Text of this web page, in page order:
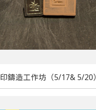
鑄造工作坊（5/17& 5/20）